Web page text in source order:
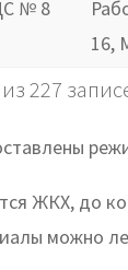
№ 8
16,
227
ЖКХ, до
можно